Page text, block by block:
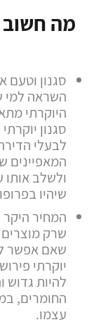
מה חשוב
סגנון וטעם
השראה למי
היוקרתי
סגנון
לבעלי
המאפיינים
ולשלב אותו
שיהיו
המחיר היקר
שרק מוצרים
שאם אפשר
יוקרתי
להיות גדוש
החומרים,
עצמו.